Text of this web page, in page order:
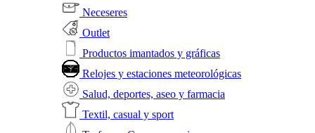
Neceseres
Outlet
Productos imantados y gráficas
Relojes y estaciones meteorológicas
Salud, deportes, aseo y farmacia
Textil, casual y sport